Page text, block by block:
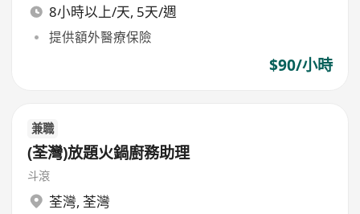
8小時以上/天, 5天/週
提供額外醫療保險
$90/小時
兼職
(荃灣)放題火鍋廚務助理
斗滾
荃灣, 荃灣